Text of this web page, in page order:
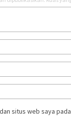
situs web saya